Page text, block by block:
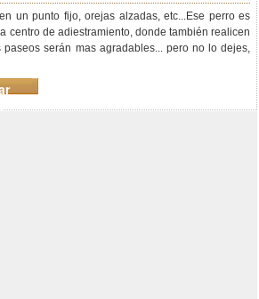
un punto fijo, orejas alzadas, etc...Ese perro es
centro de adiestramiento, donde también realicen
serán mas agradables... pero no lo dejes,